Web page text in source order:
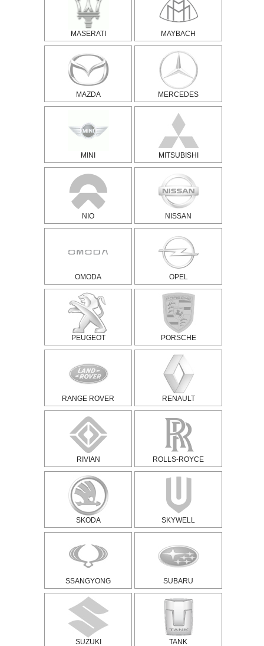
MASERATI MAYBACH
MAZDA MERCEDES
MINI MITSUBISHI
NIO NISSAN
OMODA OPEL
PEUGEOT PORSCHE
RANGE ROVER RENAULT
RIVIAN ROLLS-ROYCE
SKODA SKYWELL
SSANGYONG SUBARU
SUZUKI TANK